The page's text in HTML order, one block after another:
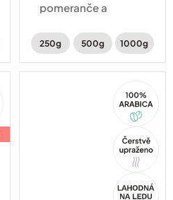
pomeranče a
svědomí Alfonso
od kterého se učí
250g 500g 1000g
Tip
Arabica